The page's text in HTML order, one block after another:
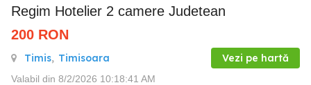
Regim Hotelier 2 camere Judetean
200 RON
Timis, Timisoara Vezi pe hartă
Valabil din 8/2/2026 10:18:41 AM